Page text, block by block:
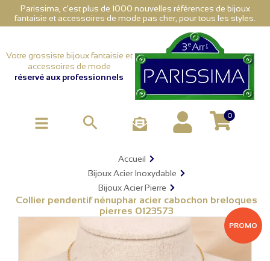
Parissima, c'est plus de 1000 nouvelles références de bijoux
fantaisie et accessoires de mode pas cher, pour tous les styles.
Votre grossiste bijoux fantaisie et
accessoires de mode
réservé aux professionnels
 0
Accueil
Bijoux Acier Inoxydable
Bijoux Acier Pierre
Collier pendentif nénuphar acier cabochon breloques
pierres 0123573
PROMO